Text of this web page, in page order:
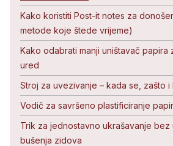
Kako koristiti Post-it notes za
metode koje štede vrijeme)
Kako odabrati manji uništavač papira
ured
Stroj za uvezivanje – kada se, zašto i
Vodič za savršeno plastificiranje
Trik za jednostavno ukrašavanje bez
bušenja zidova